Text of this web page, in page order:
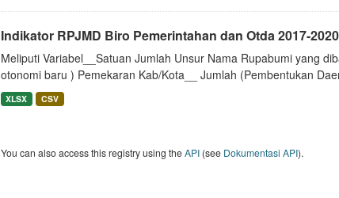
Indikator RPJMD Biro Pemerintahan dan Otda 2017-2020
Meliputi Variabel__Satuan Jumlah Unsur Nama Rupabumi yang
otonomi baru ) Pemekaran Kab/Kota__ Jumlah (Pembentukan
XLSX CSV
You can also access this registry using theAPI(see Dokumentasi API).